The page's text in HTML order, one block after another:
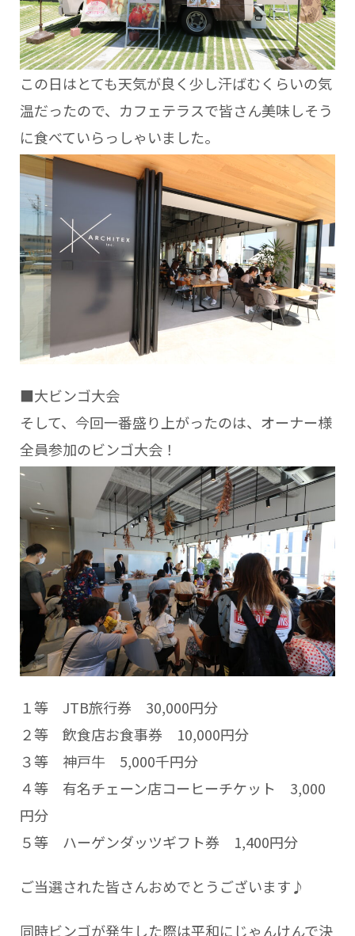
この日はとても天気が良く少し汗ばむくらいの気
温だったので、カフェテラスで皆さん美味しそう
に食べていらっしゃいました。
■大ビンゴ大会
そして、今回一番盛り上がったのは、オーナー様
全員参加のビンゴ大会！
１等 JTB旅行券 30,000円分
２等 飲食店お食事券 10,000円分
３等 神戸牛 5,000千円分
４等 有名チェーン店コーヒーチケット 3,000
円分
５等 ハーゲンダッツギフト券 1,400円分
ご当選された皆さんおめでとうございます♪
同時ビンゴが発生した際は平和にじゃんけんで決